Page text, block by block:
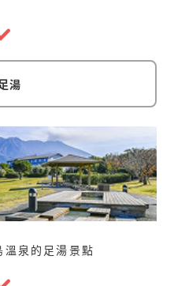
湯
泉的足湯景點